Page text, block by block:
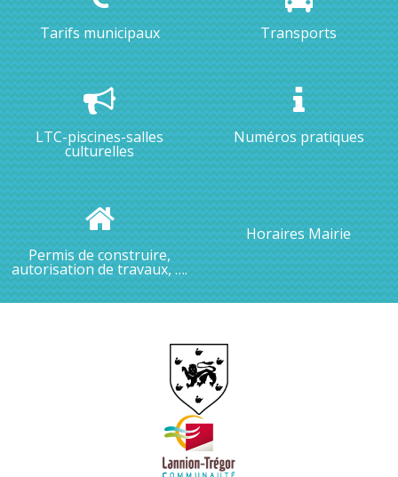
Tarifs municipaux Transports
LTC-piscines-salles
culturelles
Numéros pratiques
Permis de construire,
autorisation de travaux, ….
Horaires Mairie